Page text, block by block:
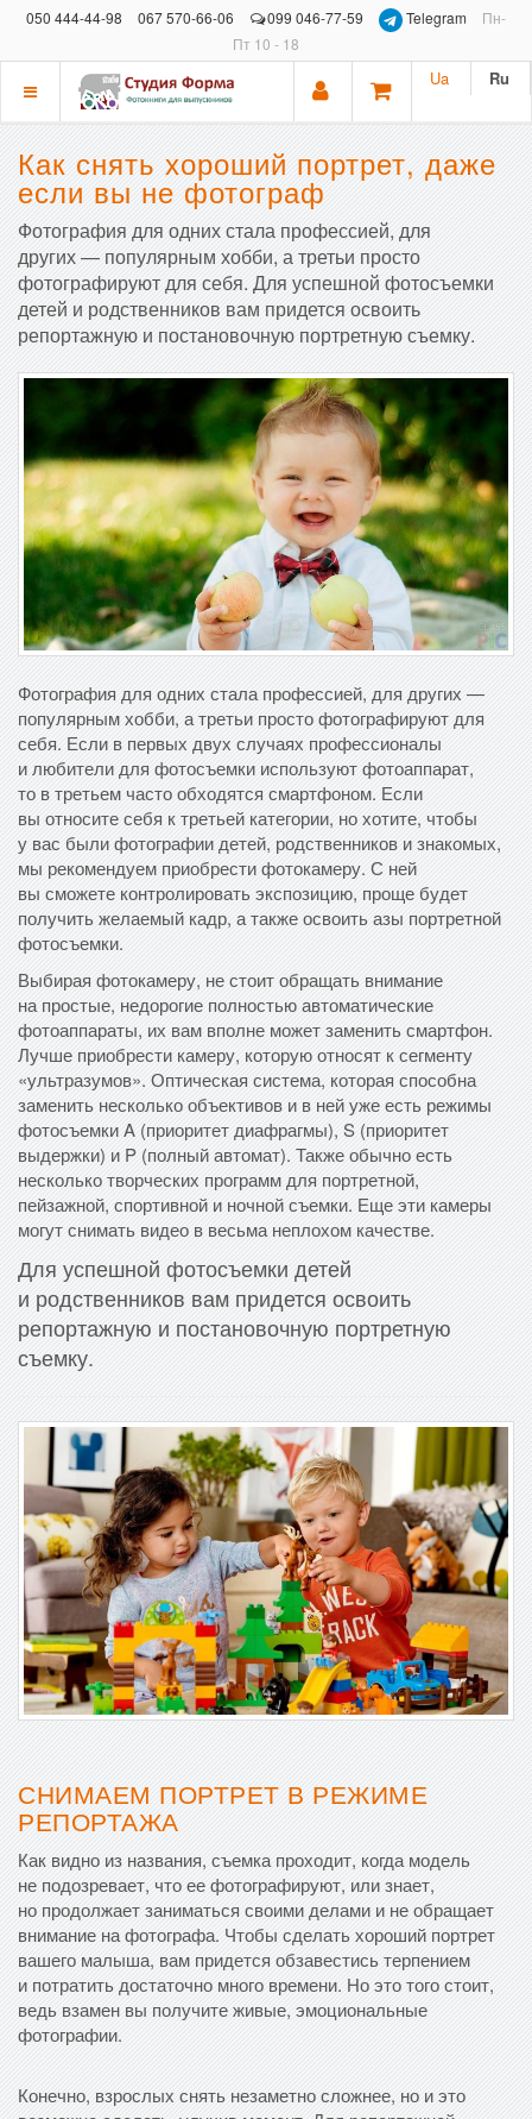
050 444-44-98 067 570-66-06 099 046-77-59 Telegram
Пн-
Пт 10 - 18
Показать
меню
Ua Ru
Как снять хороший портрет, даже
если вы не фотограф
Фотография для одних стала профессией, для
других — популярным хобби, а третьи просто
фотографируют для себя. Для успешной фотосъемки
детей и родственников вам придется освоить
репортажную и постановочную портретную съемку.
Фотография для одних стала профессией, для других —
популярным хобби, а третьи просто фотографируют для
себя. Если в первых двух случаях профессионалы
и любители для фотосъемки используют фотоаппарат,
то в третьем часто обходятся смартфоном. Если
вы относите себя к третьей категории, но хотите, чтобы
у вас были фотографии детей, родственников и знакомых,
мы рекомендуем приобрести фотокамеру. С ней
вы сможете контролировать экспозицию, проще будет
получить желаемый кадр, а также освоить азы портретной
фотосъемки.
Выбирая фотокамеру, не стоит обращать внимание
на простые, недорогие полностью автоматические
фотоаппараты, их вам вполне может заменить смартфон.
Лучше приобрести камеру, которую относят к сегменту
«ультразумов». Оптическая система, которая способна
заменить несколько объективов и в ней уже есть режимы
фотосъемки A (приоритет диафрагмы), S (приоритет
выдержки) и P (полный автомат). Также обычно есть
несколько творческих программ для портретной,
пейзажной, спортивной и ночной съемки. Еще эти камеры
могут снимать видео в весьма неплохом качестве.
Для успешной фотосъемки детей
и родственников вам придется освоить
репортажную и постановочную портретную
съемку.
СНИМАЕМ ПОРТРЕТ В РЕЖИМЕ
РЕПОРТАЖА
Как видно из названия, съемка проходит, когда модель
не подозревает, что ее фотографируют, или знает,
но продолжает заниматься своими делами и не обращает
внимание на фотографа. Чтобы сделать хороший портрет
вашего малыша, вам придется обзавестись терпением
и потратить достаточно много времени. Но это того стоит,
ведь взамен вы получите живые, эмоциональные
фотографии.
Конечно, взрослых снять незаметно сложнее, но и это